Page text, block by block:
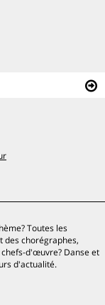
Toutes les
des chorégraphes,
d'œuvre? Danse et
d'actualité.